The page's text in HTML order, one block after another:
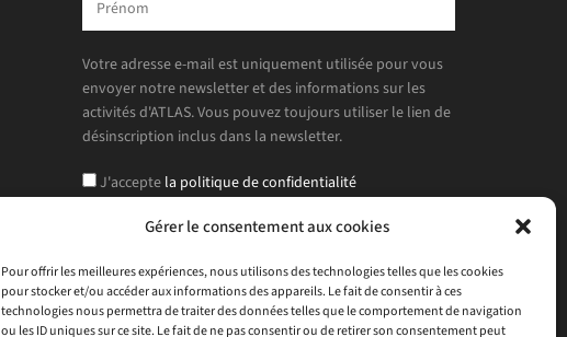
Gérer le consentement aux cookies
Pour offrir les meilleures expériences, nous utilisons des technologies telles que les cookies
pour stocker et/ou accéder aux informations des appareils. Le fait de consentir à ces
technologies nous permettra de traiter des données telles que le comportement de navigation
ou les ID uniques sur ce site. Le fait de ne pas consentir ou de retirer son consentement peut
Votre adresse e-mail est uniquement utilisée pour vous
envoyer notre newsletter et des informations sur les
activités d'ATLAS. Vous pouvez toujours utiliser le lien de
désinscription inclus dans la newsletter.
J'acceptela politique de confidentialité